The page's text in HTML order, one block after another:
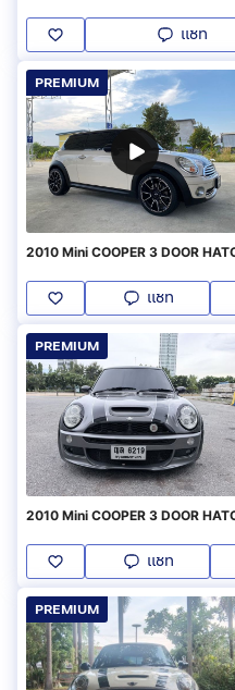
แชท
PREMIUM
2010 Mini COOPER 3 DOOR
แชท
PREMIUM
2010 Mini COOPER 3 DOOR
แชท
PREMIUM